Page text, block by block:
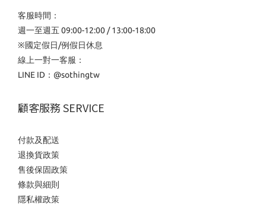
客服時間：
週一至週五 09:00-12:00 / 13:00-18:00
※國定假日/例假日休息
線上一對一客服：
LINE ID： @sothingtw
顧客服務 SERVICE
付款及配送
退換貨政策
售後保固政策
條款與細則
隱私權政策